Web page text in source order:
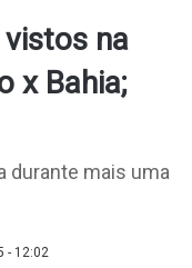
na
x Bahia;
durante mais uma
- 12:02